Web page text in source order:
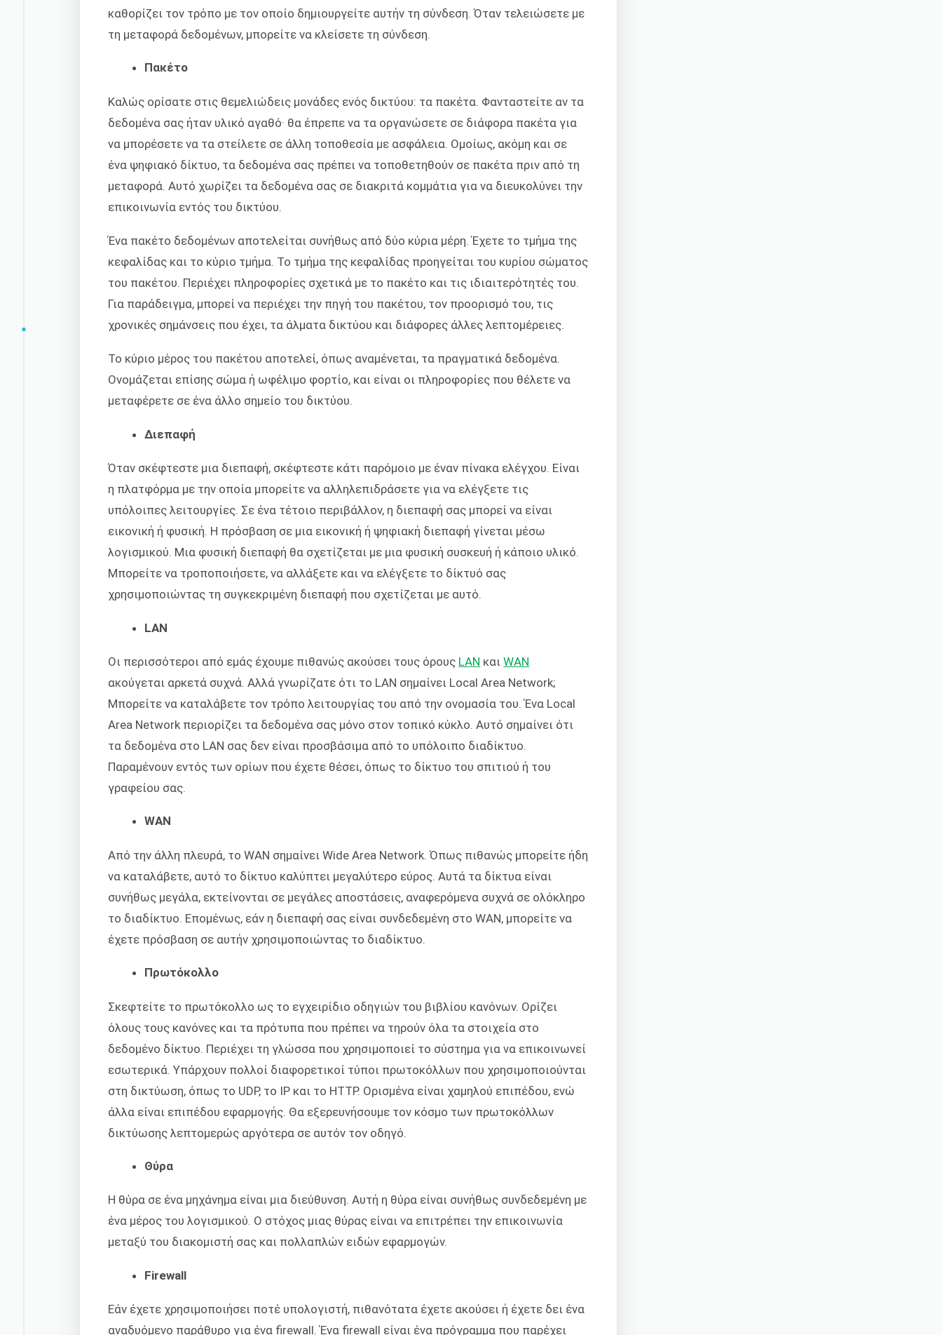
καθορίζει τον τρόπο με τον οποίο δημιουργείτε αυτήν τη σύνδεση. Όταν τελειώσετε με
τη μεταφορά δεδομένων, μπορείτε να κλείσετε τη σύνδεση.
Πακέτο
Καλώς ορίσατε στις θεμελιώδεις μονάδες ενός δικτύου: τα πακέτα. Φανταστείτε αν τα
δεδομένα σας ήταν υλικό αγαθό· θα έπρεπε να τα οργανώσετε σε διάφορα πακέτα για
να μπορέσετε να τα στείλετε σε άλλη τοποθεσία με ασφάλεια. Ομοίως, ακόμη και σε
ένα ψηφιακό δίκτυο, τα δεδομένα σας πρέπει να τοποθετηθούν σε πακέτα πριν από τη
μεταφορά. Αυτό χωρίζει τα δεδομένα σας σε διακριτά κομμάτια για να διευκολύνει την
επικοινωνία εντός του δικτύου.
Ένα πακέτο δεδομένων αποτελείται συνήθως από δύο κύρια μέρη. Έχετε το τμήμα της
κεφαλίδας και το κύριο τμήμα. Το τμήμα της κεφαλίδας προηγείται του κυρίου σώματος
του πακέτου. Περιέχει πληροφορίες σχετικά με το πακέτο και τις ιδιαιτερότητές του.
Για παράδειγμα, μπορεί να περιέχει την πηγή του πακέτου, τον προορισμό του, τις
χρονικές σημάνσεις που έχει, τα άλματα δικτύου και διάφορες άλλες λεπτομέρειες.
Το κύριο μέρος του πακέτου αποτελεί, όπως αναμένεται, τα πραγματικά δεδομένα.
Ονομάζεται επίσης σώμα ή ωφέλιμο φορτίο, και είναι οι πληροφορίες που θέλετε να
μεταφέρετε σε ένα άλλο σημείο του δικτύου.
Διεπαφή
Όταν σκέφτεστε μια διεπαφή, σκέφτεστε κάτι παρόμοιο με έναν πίνακα ελέγχου. Είναι
η πλατφόρμα με την οποία μπορείτε να αλληλεπιδράσετε για να ελέγξετε τις
υπόλοιπες λειτουργίες. Σε ένα τέτοιο περιβάλλον, η διεπαφή σας μπορεί να είναι
εικονική ή φυσική. Η πρόσβαση σε μια εικονική ή ψηφιακή διεπαφή γίνεται μέσω
λογισμικού. Μια φυσική διεπαφή θα σχετίζεται με μια φυσική συσκευή ή κάποιο υλικό.
Μπορείτε να τροποποιήσετε, να αλλάξετε και να ελέγξετε το δίκτυό σας
χρησιμοποιώντας τη συγκεκριμένη διεπαφή που σχετίζεται με αυτό.
LAN
Οι περισσότεροι από εμάς έχουμε πιθανώς ακούσει τους όρους LAN καιWAN
ακούγεται αρκετά συχνά. Αλλά γνωρίζατε ότι το LAN σημαίνει Local Area Network;
Μπορείτε να καταλάβετε τον τρόπο λειτουργίας του από την ονομασία του. Ένα Local
Area Network περιορίζει τα δεδομένα σας μόνο στον τοπικό κύκλο. Αυτό σημαίνει ότι
τα δεδομένα στο LAN σας δεν είναι προσβάσιμα από το υπόλοιπο διαδίκτυο.
Παραμένουν εντός των ορίων που έχετε θέσει, όπως το δίκτυο του σπιτιού ή του
γραφείου σας.
WAN
Από την άλλη πλευρά, το WAN σημαίνει Wide Area Network. Όπως πιθανώς μπορείτε ήδη
να καταλάβετε, αυτό το δίκτυο καλύπτει μεγαλύτερο εύρος. Αυτά τα δίκτυα είναι
συνήθως μεγάλα, εκτείνονται σε μεγάλες αποστάσεις, αναφερόμενα συχνά σε ολόκληρο
το διαδίκτυο. Επομένως, εάν η διεπαφή σας είναι συνδεδεμένη στο WAN, μπορείτε να
έχετε πρόσβαση σε αυτήν χρησιμοποιώντας το διαδίκτυο.
Πρωτόκολλο
Σκεφτείτε το πρωτόκολλο ως το εγχειρίδιο οδηγιών του βιβλίου κανόνων. Ορίζει
όλους τους κανόνες και τα πρότυπα που πρέπει να τηρούν όλα τα στοιχεία στο
δεδομένο δίκτυο. Περιέχει τη γλώσσα που χρησιμοποιεί το σύστημα για να επικοινωνεί
εσωτερικά. Υπάρχουν πολλοί διαφορετικοί τύποι πρωτοκόλλων που χρησιμοποιούνται
στη δικτύωση, όπως το UDP, το IP και το HTTP. Ορισμένα είναι χαμηλού επιπέδου, ενώ
άλλα είναι επιπέδου εφαρμογής. Θα εξερευνήσουμε τον κόσμο των πρωτοκόλλων
δικτύωσης λεπτομερώς αργότερα σε αυτόν τον οδηγό.
Θύρα
Η θύρα σε ένα μηχάνημα είναι μια διεύθυνση. Αυτή η θύρα είναι συνήθως συνδεδεμένη με
ένα μέρος του λογισμικού. Ο στόχος μιας θύρας είναι να επιτρέπει την επικοινωνία
μεταξύ του διακομιστή σας και πολλαπλών ειδών εφαρμογών.
Firewall
Εάν έχετε χρησιμοποιήσει ποτέ υπολογιστή, πιθανότατα έχετε ακούσει ή έχετε δει ένα
αναδυόμενο παράθυρο για ένα firewall. Ένα firewall είναι ένα πρόγραμμα που παρέχει